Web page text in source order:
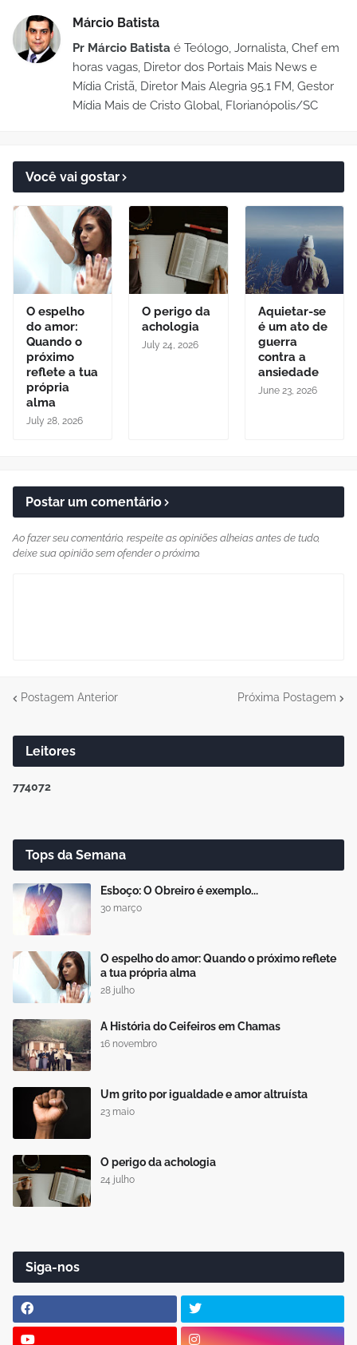
Márcio Batista
Pr Márcio Batista é Teólogo, Jornalista, Chef em
horas vagas, Diretor dos Portais Mais News e
Mídia Cristã, Diretor Mais Alegria 95.1 FM, Gestor
Mídia Mais de Cristo Global, Florianópolis/SC
Você vai gostar
O espelho
do amor:
Quando o
próximo
reflete a tua
própria
alma
July 28, 2026
O perigo da
achologia
July 24, 2026
Aquietar-se
é um ato de
guerra
contra a
ansiedade
June 23, 2026
Postar um comentário
Ao fazer seu comentário, respeite as opiniões alheias antes de tudo,
deixe sua opinião sem ofender o próximo.
Postagem Anterior Próxima Postagem
Leitores
774072
Tops da Semana
Esboço: O Obreiro é exemplo...
30 março
O espelho do amor: Quando o próximo reflete
a tua própria alma
28 julho
A História do Ceifeiros em Chamas
16 novembro
Um grito por igualdade e amor altruísta
23 maio
O perigo da achologia
24 julho
Siga-nos